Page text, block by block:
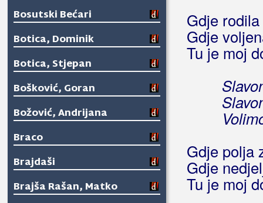
Bosutski Bećari
Botica, Dominik
Botica, Stjepan
Bošković, Goran
Božović, Andrijana
Braco
Brajdaši
Brajša Rašan, Matko
Gdje
Gdje
Tu je moj
Gdje polja
Gdje
Tu je moj